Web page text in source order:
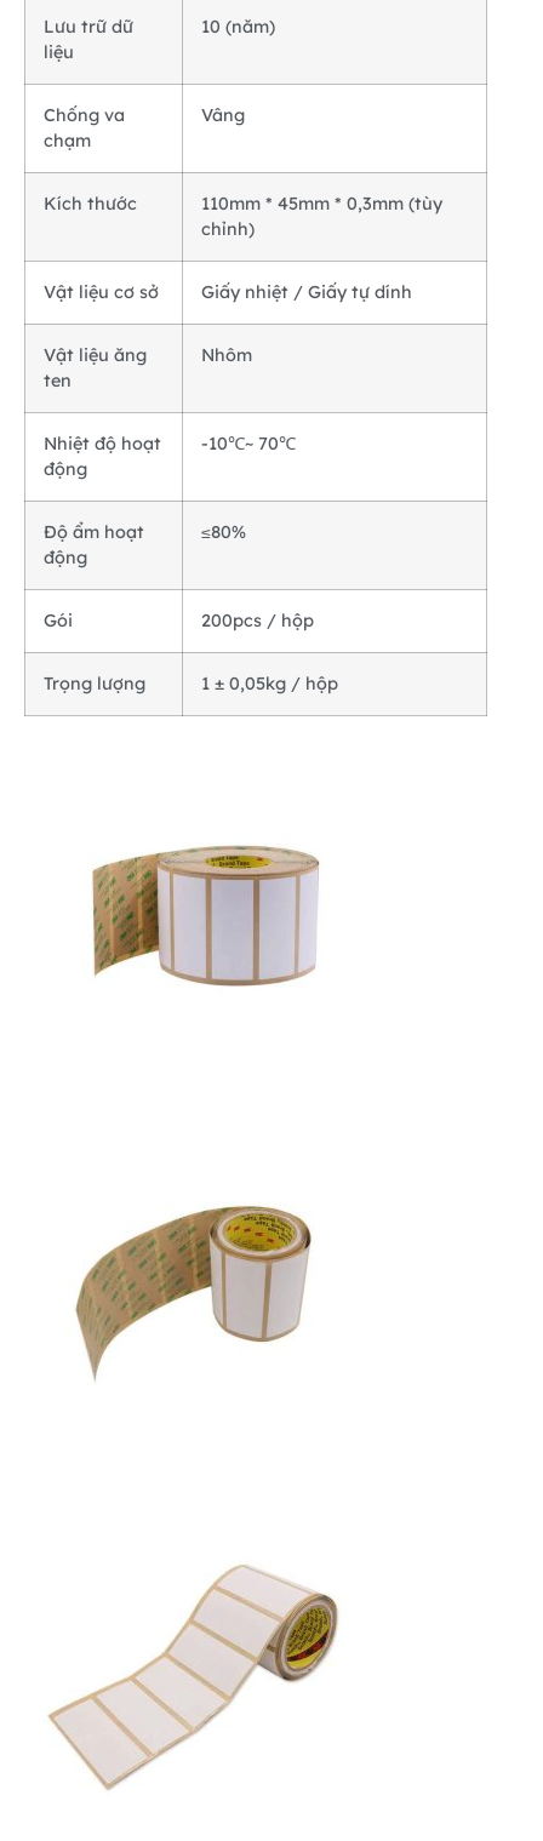
Lưu trữ dữ
liệu
10 (năm)
Chống va
chạm
Vâng
Kích thước
110mm * 45mm * 0,3mm (tùy
chỉnh)
Vật liệu cơ sở Giấy nhiệt / Giấy tự dính
Vật liệu ăng
ten
Nhôm
Nhiệt độ hoạt
động
-10℃~ 70℃
Độ ẩm hoạt
động
≤80%
Gói 200pcs / hộp
Trọng lượng 1 ± 0,05kg / hộp